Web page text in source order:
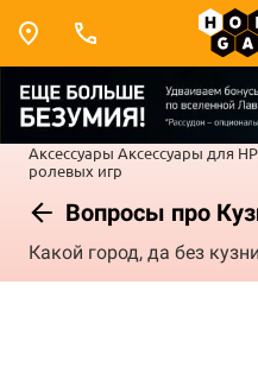
Аксессуары Аксессуары для
ролевых игр
Вопросы про
Какой город, да без